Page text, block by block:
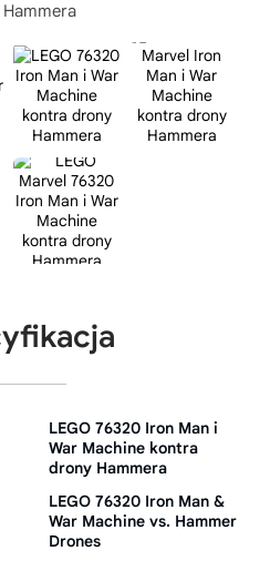
LEGO 76320 Iron Man i
War Machine kontra
drony Hammera
LEGO 76320 Iron Man &
War Machine vs. Hammer
Drones